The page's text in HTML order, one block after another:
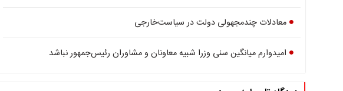
معادلات چندمجهولی دولت در سیاست‌خارجی
امیدوارم میانگین سنی وزرا شبیه معاونان و مشاوران رئیس‌جمهور نباشد